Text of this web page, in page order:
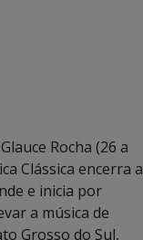
Rocha (26 a
Clássica encerra a
e inicia por
a música de
Grosso do Sul,